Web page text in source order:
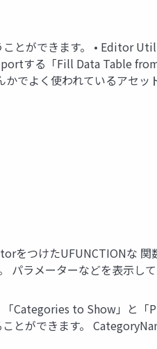
ことができます。 • Editor
する「Fill Data Table
でよく使われているアセッ
をつけたUFUNCTIONな 関
ラメーターなどを表示して
Categories to Show」と「
とができます。